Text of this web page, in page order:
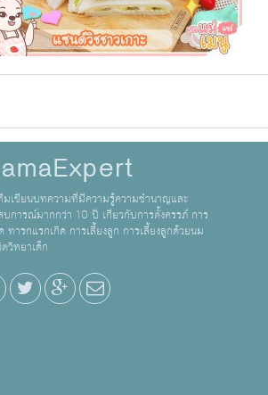
มเขียนบทความที่มีความรู้ความชำนาญและ
บการณ์มากกว่า 10 ปี เกี่ยวกับการตั้งครรภ์ การ
ทารกแรกเกิด การเลี้ยงลูก การเลี้ยงลูกด้วยนม
วิทยาเด็ก